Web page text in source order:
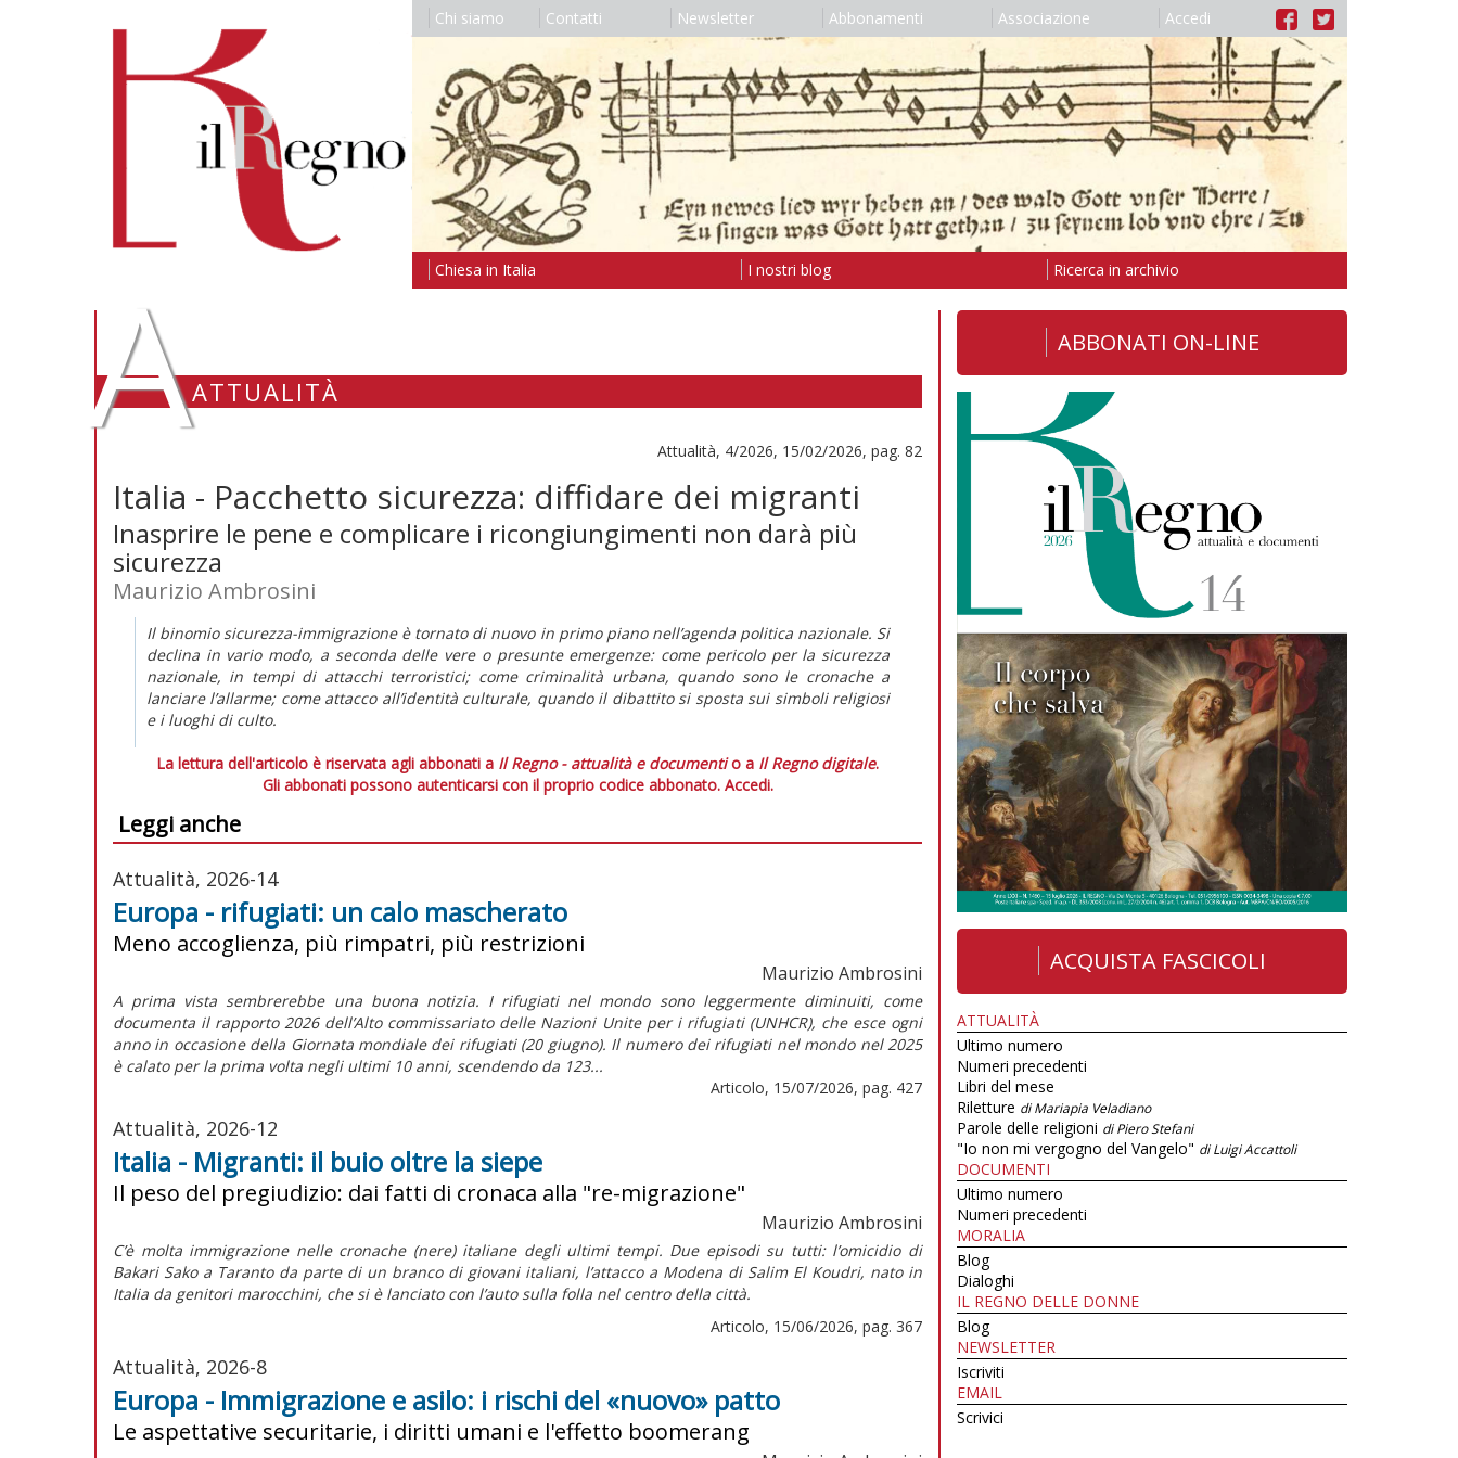
Chi siamo Contatti Newsletter Abbonamenti Associazione Accedi
Chiesa in Italia I nostri blog Ricerca in archivio
AATTUALITÀ
Attualità, 4/2026, 15/02/2026, pag. 82
Italia - Pacchetto sicurezza: diffidare dei migranti
Inasprire le pene e complicare i ricongiungimenti non darà più
sicurezza
Maurizio Ambrosini
Il binomio sicurezza-immigrazione è tornato di nuovo in primo piano nell’agenda politica nazionale. Si
declina in vario modo, a seconda delle vere o presunte emergenze: come pericolo per la sicurezza
nazionale, in tempi di attacchi terroristici; come criminalità urbana, quando sono le cronache a
lanciare l’allarme; come attacco all’identità culturale, quando il dibattito si sposta sui simboli religiosi
e i luoghi di culto.
La lettura dell'articolo è riservata agli abbonati a Il Regno - attualità e documentio a Il Regno digitale.
Gli abbonati possono autenticarsi con il proprio codice abbonato. Accedi.
Leggi anche
Attualità, 2026-14
Europa - rifugiati: un calo mascherato
Meno accoglienza, più rimpatri, più restrizioni
Maurizio Ambrosini
A prima vista sembrerebbe una buona notizia. I rifugiati nel mondo sono leggermente diminuiti, come
documenta il rapporto 2026 dell’Alto commissariato delle Nazioni Unite per i rifugiati (UNHCR), che esce ogni
anno in occasione della Giornata mondiale dei rifugiati (20 giugno). Il numero dei rifugiati nel mondo nel 2025
è calato per la prima volta negli ultimi 10 anni, scendendo da 123...
Articolo, 15/07/2026, pag. 427
Attualità, 2026-12
Italia - Migranti: il buio oltre la siepe
Il peso del pregiudizio: dai fatti di cronaca alla "re-migrazione"
Maurizio Ambrosini
C’è molta immigrazione nelle cronache (nere) italiane degli ultimi tempi. Due episodi su tutti: l’omicidio di
Bakari Sako a Taranto da parte di un branco di giovani italiani, l’attacco a Modena di Salim El Koudri, nato in
Italia da genitori marocchini, che si è lanciato con l’auto sulla folla nel centro della città.
Articolo, 15/06/2026, pag. 367
Attualità, 2026-8
Europa - Immigrazione e asilo: i rischi del «nuovo» patto
Le aspettative securitarie, i diritti umani e l'effetto boomerang
ABBONATI ON-LINE
ACQUISTA FASCICOLI
ATTUALITÀ
Ultimo numero
Numeri precedenti
Libri del mese
Riletture di Mariapia Veladiano
Parole delle religioni di Piero Stefani
"Io non mi vergogno del Vangelo" di Luigi Accattoli
DOCUMENTI
Ultimo numero
Numeri precedenti
MORALIA
Blog
Dialoghi
IL REGNO DELLE DONNE
Blog
NEWSLETTER
Iscriviti
EMAIL
Scrivici